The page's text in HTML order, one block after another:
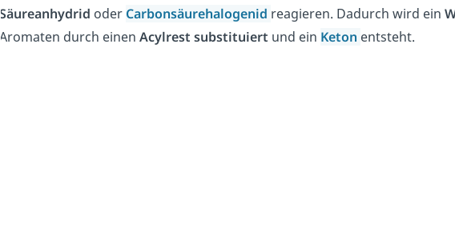
Säureanhydrid oder Carbonsäurehalogenid reagieren. Dadurch wird ein
Aromaten durch einen Acylrest substituiert und ein Keton entsteht.